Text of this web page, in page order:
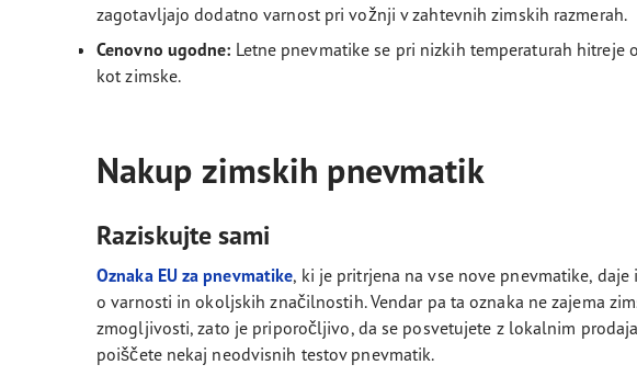
zagotavljajo dodatno varnost pri vožnji v zahtevnih zimskih razmerah.
Cenovno ugodne: Letne pnevmatike se pri nizkih temperaturah hitreje
kot zimske.
Nakup zimskih pnevmatik
Raziskujte sami
Oznaka EU za pnevmatike, ki je pritrjena na vse nove pnevmatike, daje
o varnosti in okoljskih značilnostih. Vendar pa ta oznaka ne zajema
zmogljivosti, zato je priporočljivo, da se posvetujete z lokalnim
poiščete nekaj neodvisnih testov pnevmatik.